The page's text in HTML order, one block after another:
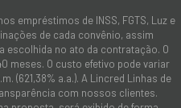
empréstimos de INSS, FGTS, Luz e
de cada convênio, assim
escolhida no ato da contratação. O
meses. O custo efetivo pode variar
(621,38% a.a.). A Lincred Linhas de
com nossos clientes.